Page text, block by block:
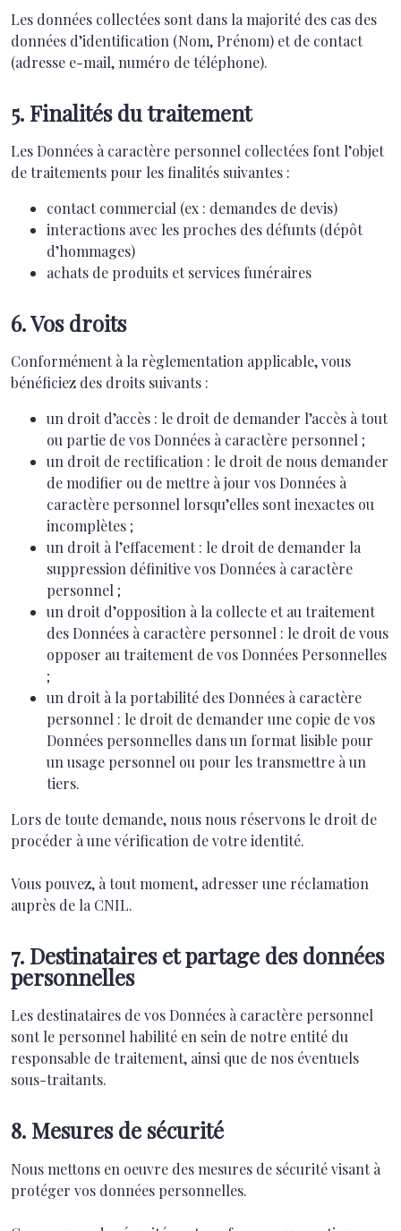
Les données collectées sont dans la majorité des cas des
données d’identification (Nom, Prénom) et de contact
(adresse e-mail, numéro de téléphone).
5. Finalités du traitement
Les Données à caractère personnel collectées font l’objet
de traitements pour les finalités suivantes :
contact commercial (ex : demandes de devis)
interactions avec les proches des défunts (dépôt
d’hommages)
achats de produits et services funéraires
6. Vos droits
Conformément à la règlementation applicable, vous
bénéficiez des droits suivants :
un droit d’accès : le droit de demander l’accès à tout
ou partie de vos Données à caractère personnel ;
un droit de rectification : le droit de nous demander
de modifier ou de mettre à jour vos Données à
caractère personnel lorsqu’elles sont inexactes ou
incomplètes ;
un droit à l’effacement : le droit de demander la
suppression définitive vos Données à caractère
personnel ;
un droit d’opposition à la collecte et au traitement
des Données à caractère personnel : le droit de vous
opposer au traitement de vos Données Personnelles
;
un droit à la portabilité des Données à caractère
personnel : le droit de demander une copie de vos
Données personnelles dans un format lisible pour
un usage personnel ou pour les transmettre à un
tiers.
Lors de toute demande, nous nous réservons le droit de
procéder à une vérification de votre identité.
Vous pouvez, à tout moment, adresser une réclamation
auprès de la CNIL.
7. Destinataires et partage des données
personnelles
Les destinataires de vos Données à caractère personnel
sont le personnel habilité en sein de notre entité du
responsable de traitement, ainsi que de nos éventuels
sous-traitants.
8. Mesures de sécurité
Nous mettons en oeuvre des mesures de sécurité visant à
protéger vos données personnelles.